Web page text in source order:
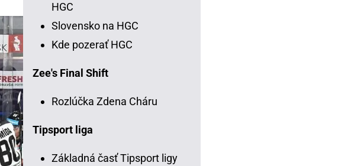
HGC
Slovensko na HGC
Kde pozerať HGC
Zee's Final Shift
Rozlúčka Zdena Cháru
Tipsport liga
Základná časť Tipsport ligy